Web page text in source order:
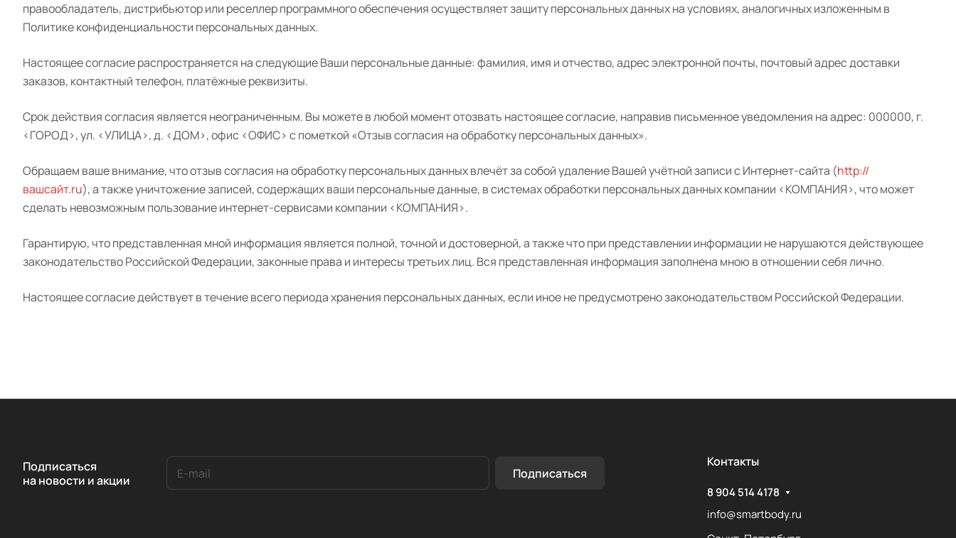
правообладатель, дистрибьютор или реселлер программного обеспечения осуществляет защиту персональных данных на условиях, аналогичных изложенным в
Политике конфиденциальности персональных данных.
Настоящее согласие распространяется на следующие Ваши персональные данные: фамилия, имя и отчество, адрес электронной почты, почтовый адрес доставки
заказов, контактный телефон, платёжные реквизиты.
Срок действия согласия является неограниченным. Вы можете в любой момент отозвать настоящее согласие, направив письменное уведомления на адрес: 000000, г.
<ГОРОД>, ул. <УЛИЦА>, д. <ДОМ>, офис <ОФИС> с пометкой «Отзыв согласия на обработку персональных данных».
Обращаем ваше внимание, что отзыв согласия на обработку персональных данных влечёт за собой удаление Вашей учётной записи с Интернет-сайта (http://
вашсайт.ru), а также уничтожение записей, содержащих ваши персональные данные, в системах обработки персональных данных компании <КОМПАНИЯ>, что может
сделать невозможным пользование интернет-сервисами компании <КОМПАНИЯ>.
Гарантирую, что представленная мной информация является полной, точной и достоверной, а также что при представлении информации не нарушаются действующее
законодательство Российской Федерации, законные права и интересы третьих лиц. Вся представленная информация заполнена мною в отношении себя лично.
Настоящее согласие действует в течение всего периода хранения персональных данных, если иное не предусмотрено законодательством Российской Федерации.
Подписаться
на новости и акции
Подписаться
Контакты
8 904 514 4178
info@smartbody.ru